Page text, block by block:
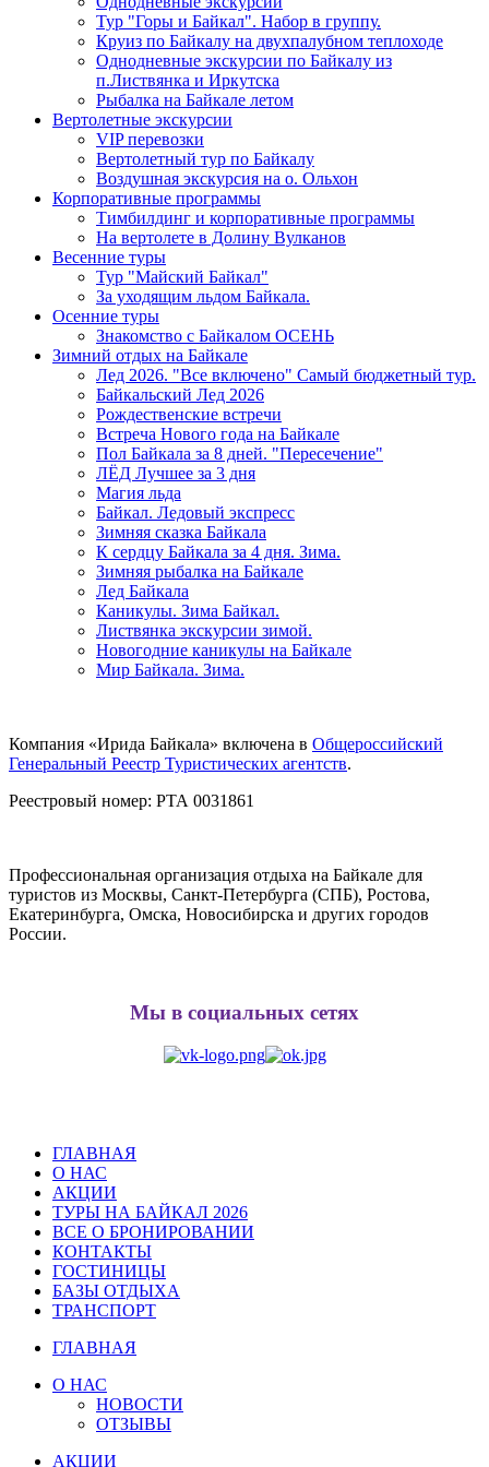
Тур "Горы и Байкал". Набор в группу.
Круиз по Байкалу на двухпалубном теплоходе
Однодневные экскурсии по Байкалу из
п.Листвянка и Иркутска
Рыбалка на Байкале летом
Вертолетные экскурсии
VIP перевозки
Вертолетный тур по Байкалу
Воздушная экскурсия на о. Ольхон
Корпоративные программы
Тимбилдинг и корпоративные программы
На вертолете в Долину Вулканов
Весенние туры
Тур "Майский Байкал"
За уходящим льдом Байкала.
Осенние туры
Знакомство с Байкалом ОСЕНЬ
Зимний отдых на Байкале
Лед 2026. "Все включено" Самый бюджетный тур.
Байкальский Лед 2026
Рождественские встречи
Встреча Нового года на Байкале
Пол Байкала за 8 дней. "Пересечение"
ЛЁД Лучшее за 3 дня
Магия льда
Байкал. Ледовый экспресс
Зимняя сказка Байкала
К сердцу Байкала за 4 дня. Зима.
Зимняя рыбалка на Байкале
Лед Байкала
Каникулы. Зима Байкал.
Листвянка экскурсии зимой.
Новогодние каникулы на Байкале
Мир Байкала. Зима.
Компания «Ирида Байкала» включена в Общероссийский
Генеральный Реестр Туристических агентств.
Реестровый номер: РТА 0031861
Профессиональная организация отдыха на Байкале для
туристов из Москвы, Санкт-Петербурга (СПБ), Ростова,
Екатеринбурга, Омска, Новосибирска и других городов
России.
Мы в социальных сетях
ГЛАВНАЯ
О НАС
АКЦИИ
ТУРЫ НА БАЙКАЛ 2026
ВСЕ О БРОНИРОВАНИИ
КОНТАКТЫ
ГОСТИНИЦЫ
БАЗЫ ОТДЫХА
ТРАНСПОРТ
ГЛАВНАЯ
О НАС
НОВОСТИ
ОТЗЫВЫ
АКЦИИ